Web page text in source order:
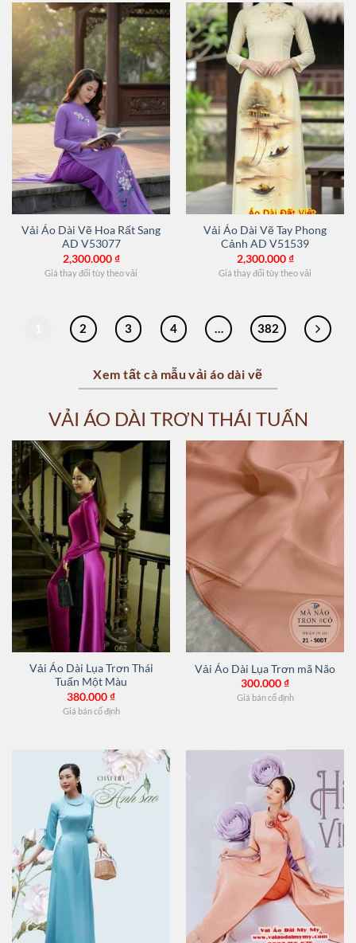
Vải Áo Dài Vẽ Hoa Rất Sang
AD V53077
2,300.000₫
Giá thay đổi tùy theo vải
Vải Áo Dài Vẽ Tay Phong
Cảnh AD V51539
2,300.000₫
Giá thay đổi tùy theo vải
2 3 4 … 382
Xem tất cà mẫu vải áo dài vẽ
VẢI ÁO DÀI TRƠN THÁI TUẤN
Vải Áo Dài Lụa Trơn Thái
Tuấn Một Màu
380.000₫
Giá bán cố định
Vải Áo Dài Lụa Trơn mã Não
300.000₫
Giá bán cố định